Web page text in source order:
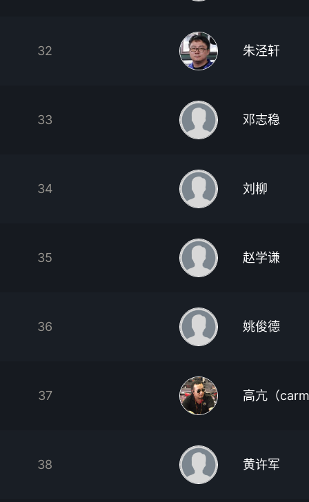
32 朱泾轩
33 邓志稳
34 刘柳
35 赵学谦
36 姚俊德
37 高亢（
38 黄许军